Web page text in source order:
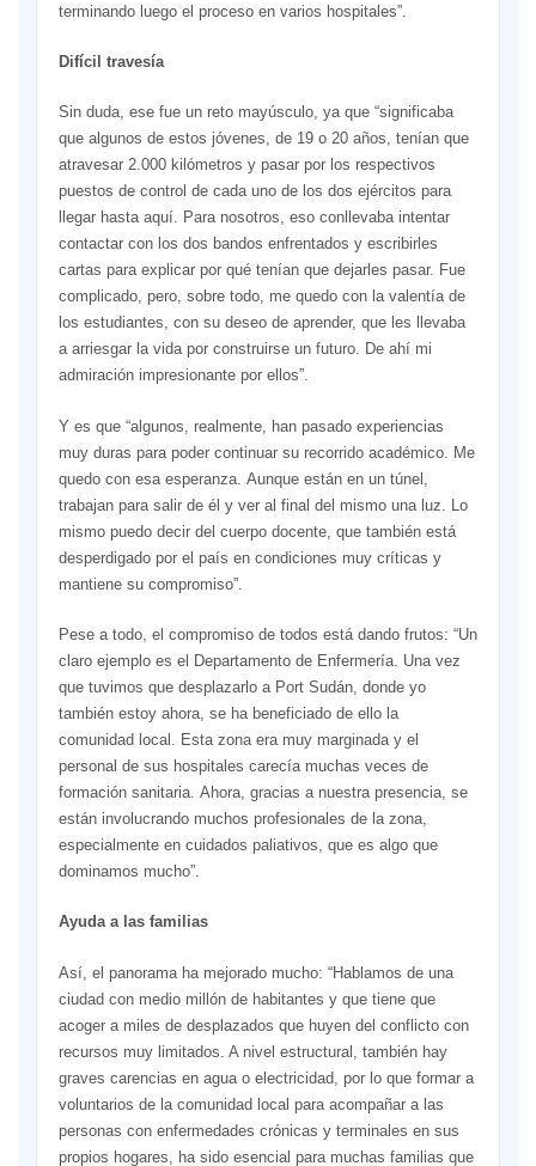
terminando luego el proceso en varios hospitales”.
Difícil travesía
Sin duda, ese fue un reto mayúsculo, ya que “significaba
que algunos de estos jóvenes, de 19 o 20 años, tenían que
atravesar 2.000 kilómetros y pasar por los respectivos
puestos de control de cada uno de los dos ejércitos para
llegar hasta aquí. Para nosotros, eso conllevaba intentar
contactar con los dos bandos enfrentados y escribirles
cartas para explicar por qué tenían que dejarles pasar. Fue
complicado, pero, sobre todo, me quedo con la valentía de
los estudiantes, con su deseo de aprender, que les llevaba
a arriesgar la vida por construirse un futuro. De ahí mi
admiración impresionante por ellos”.
Y es que “algunos, realmente, han pasado experiencias
muy duras para poder continuar su recorrido académico. Me
quedo con esa esperanza. Aunque están en un túnel,
trabajan para salir de él y ver al final del mismo una luz. Lo
mismo puedo decir del cuerpo docente, que también está
desperdigado por el país en condiciones muy críticas y
mantiene su compromiso”.
Pese a todo, el compromiso de todos está dando frutos: “Un
claro ejemplo es el Departamento de Enfermería. Una vez
que tuvimos que desplazarlo a Port Sudán, donde yo
también estoy ahora, se ha beneficiado de ello la
comunidad local. Esta zona era muy marginada y el
personal de sus hospitales carecía muchas veces de
formación sanitaria. Ahora, gracias a nuestra presencia, se
están involucrando muchos profesionales de la zona,
especialmente en cuidados paliativos, que es algo que
dominamos mucho”.
Ayuda a las familias
Así, el panorama ha mejorado mucho: “Hablamos de una
ciudad con medio millón de habitantes y que tiene que
acoger a miles de desplazados que huyen del conflicto con
recursos muy limitados. A nivel estructural, también hay
graves carencias en agua o electricidad, por lo que formar a
voluntarios de la comunidad local para acompañar a las
personas con enfermedades crónicas y terminales en sus
propios hogares, ha sido esencial para muchas familias que